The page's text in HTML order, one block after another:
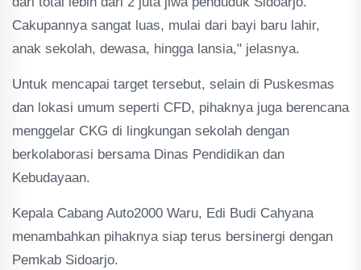
Cakupannya sangat luas, mulai dari bayi baru lahir,
anak sekolah, dewasa, hingga lansia," jelasnya.
Untuk mencapai target tersebut, selain di Puskesmas
dan lokasi umum seperti CFD, pihaknya juga berencana
menggelar CKG di lingkungan sekolah dengan
berkolaborasi bersama Dinas Pendidikan dan
Kebudayaan.
Kepala Cabang Auto2000 Waru, Edi Budi Cahyana
menambahkan pihaknya siap terus bersinergi dengan
Pemkab Sidoarjo.